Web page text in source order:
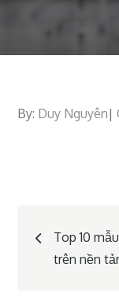
By: Duy Nguyên
Post
Top 10
trên nền